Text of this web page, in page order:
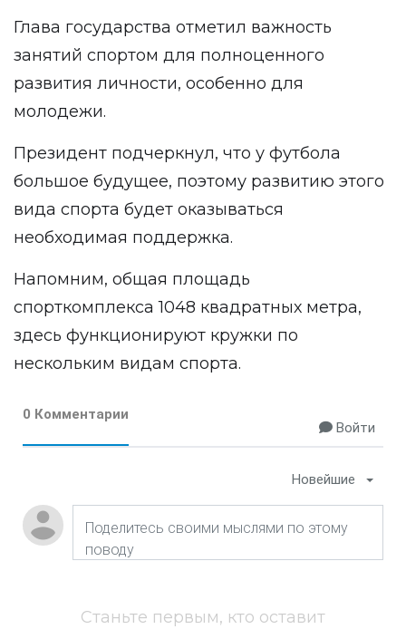
Глава государства отметил важность
занятий спортом для полноценного
развития личности, особенно для
молодежи.
Президент подчеркнул, что у футбола
большое будущее, поэтому развитию этого
вида спорта будет оказываться
необходимая поддержка.
Напомним, общая площадь
спорткомплекса 1048 квадратных метра,
здесь функционируют кружки по
нескольким видам спорта.
0 Комментарии
Войти
Новейшие
Станьте первым, кто оставит